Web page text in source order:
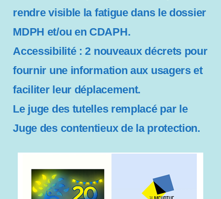
t
rendre visible la fatigue dans le dossier
MDPH et/ou en CDAPH.
Accessibilité : 2 nouveaux décrets pour
fournir une information aux usagers et
faciliter leur déplacement.
Le juge des tutelles remplacé par le
Juge des contentieux de la protection.